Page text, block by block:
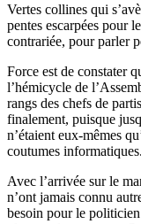
Vertes collines qui
pentes escarpées pour
contrariée, pour parler
Force est de constater
l’hémicycle de
rangs des chefs de
finalement, puisque
n’étaient eux-mêmes
coutumes informatiques.
Avec l’arrivée sur le
n’ont jamais connu
besoin pour le